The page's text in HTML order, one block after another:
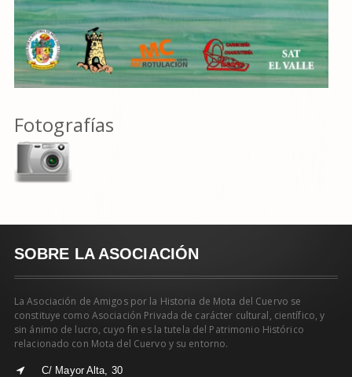
Fotografías
SOBRE LA ASOCIACIÓN
La Asociación de Amigos por la Historia de Mota del Cuervo se
constituye como Asociación Privada de carácter cultural, científico, y
sin ánimo de lucro, cuyo fin es la tutela del Patrimonio Histórico
relacionado con Mota del Cuervo y su entorno.
C/ Mayor Alta, 30